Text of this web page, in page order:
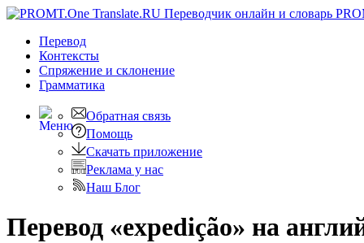
Перевод
Контексты
Спряжение и склонение
Грамматика
Обратная связь
Помощь
Скачать приложение
Реклама у нас
Наш Блог
Перевод «expedição» на